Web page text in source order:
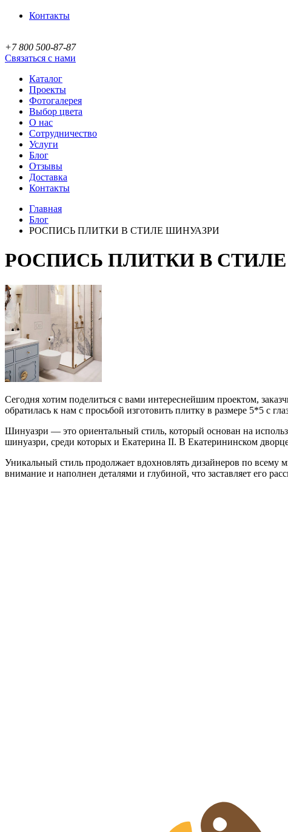
Контакты
+7 800 500-87-87
Связаться с нами
Каталог
Проекты
Фотогалерея
Выбор цвета
О нас
Сотрудничество
Услуги
Блог
Отзывы
Доставка
Контакты
Главная
Блог
РОСПИСЬ ПЛИТКИ В СТИЛЕ ШИНУАЗРИ
РОСПИСЬ ПЛИТКИ В
Сегодня хотим поделиться с вами интереснейшим проектом,
обратилась к нам с просьбой изготовить плитку в размере 5*5 с
Шинуазри — это ориентальный стиль, который основан на
шинуазри, среди которых и Екатерина II. В Екатерининском
Уникальный стиль продолжает вдохновлять дизайнеров по
внимание и наполнен деталями и глубиной, что заставляет его